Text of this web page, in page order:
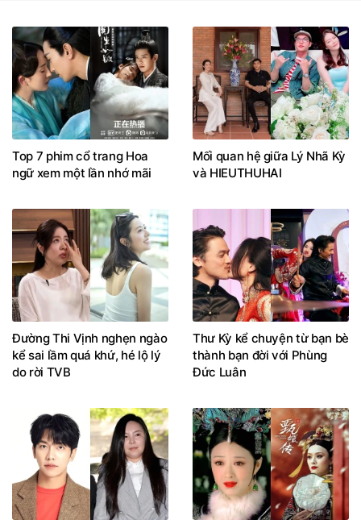
Top 7 phim cổ trang Hoa
ngữ xem một lần nhớ mãi
Mối quan hệ giữa Lý Nhã Kỳ
và HIEUTHUHAI
Đường Thi Vịnh nghẹn ngào
kể sai lầm quá khứ, hé lộ lý
do rời TVB
Thư Kỳ kể chuyện từ bạn bè
thành bạn đời với Phùng
Đức Luân